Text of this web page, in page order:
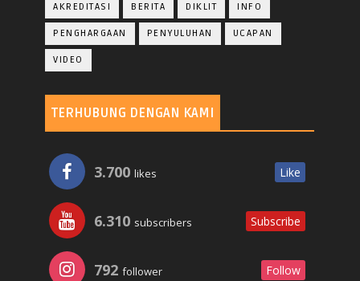
AKREDITASI BERITA DIKLIT INFO
PENGHARGAAN PENYULUHAN UCAPAN
VIDEO
TERHUBUNG DENGAN KAMI
3.700 likes Like
6.310 subscribers Subscribe
792 follower Follow